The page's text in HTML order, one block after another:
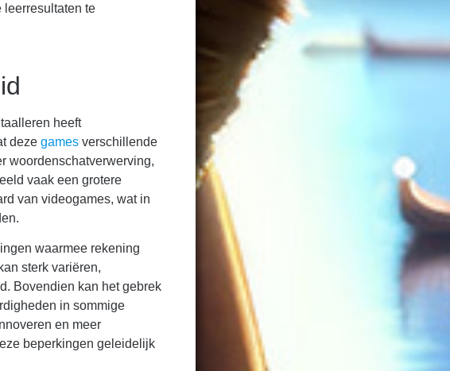
leerresultaten te
heeft
dezegames verschillende
woordenschatverwerving,
vaak een grotere
van videogames, wat in
waarmee rekening
sterk variëren,
Bovendien kan het gebrek
in sommige
en meer
beperkingen geleidelijk